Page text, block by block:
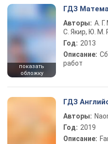
показать
обложку
ГДЗ
Авторы: А.
С. Якир, Ю. М.
Год: 2013
Описание:
работ
ГДЗ
Авторы:
Год: 2019
Описание: